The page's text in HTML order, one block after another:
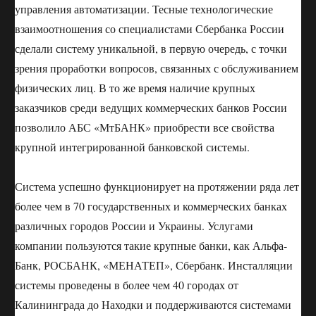
управления автоматизации. Тесные технологические
взаимоотношения со специалистами Сбербанка России
сделали систему уникальной, в первую очередь, с точки
зрения проработки вопросов, связанных с обслуживанием
физических лиц. В то же время наличие крупных
заказчиков среди ведущих коммерческих банков России
позволило АБС «МтБАНК» приобрести все свойства
крупной интегрированной банковской системы.
Система успешно функционирует на протяжении ряда лет
более чем в 70 государственных и коммерческих банках
различных городов России и Украины. Услугами
компании пользуются такие крупные банки, как Альфа-
Банк, РОСБАНК, «МЕНАТЕП», Сбербанк. Инсталляции
системы проведены в более чем 40 городах от
Калининграда до Находки и поддерживаются системами